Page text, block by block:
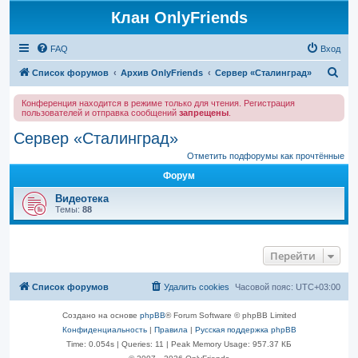
Клан OnlyFriends
FAQ Вход
Список форумов Архив OnlyFriends Сервер «Сталинград»
Конференция находится в режиме только для чтения. Регистрация
пользователей и отправка сообщений запрещены
Сервер «Сталинград»
Отметить подфорумы как прочтённые
Форум
Видеотека
Темы: 88
Перейти
Список форумов Часовой пояс: UTC+03:00
Удалить cookies
Создано на основе phpBB® Forum Software © phpBB Limited
Конфиденциальность| Правила | Русская поддержка phpBB
Time: 0.054s | Queries: 11 | Peak Memory Usage: 957.37 КБ